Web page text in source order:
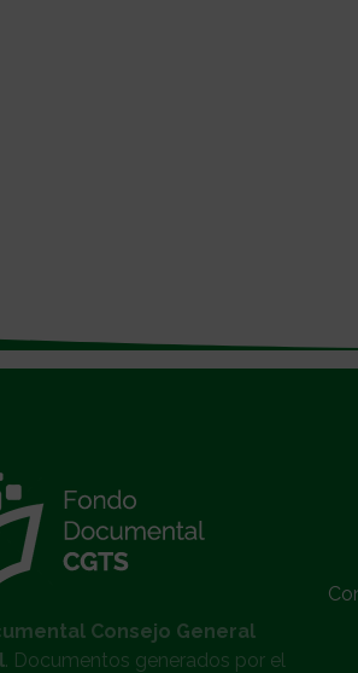
Consejo General
. Documentos generados por el